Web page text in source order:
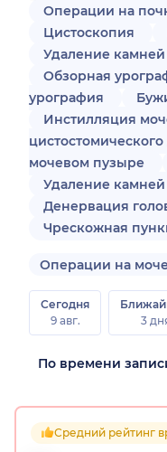
Операции на
Цистоскопия
Удаление
Обзорная
урография
Инстилляция
мочевом пузыре
Удаление
Денервация
Чрескожная
Операции на
Сегодня
9 авг.
3
Средний рейтинг